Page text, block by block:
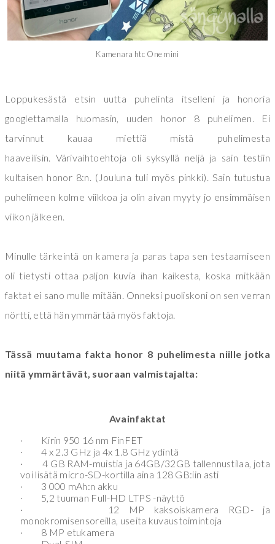
Kamenara htc One mini
Loppukesästä etsin uutta puhelinta itselleni ja honoria
googlettamalla huomasin, uuden honor 8 puhelimen. Ei
tarvinnut kauaa miettiä mistä puhelimesta
haaveilisin. Värivaihtoehtoja oli syksyllä neljä ja sain testiin
kultaisen honor 8:n. (Jouluna tuli myös pinkki). Sain tutustua
puhelimeen kolme viikkoa ja olin aivan myyty jo ensimmäisen
viikon jälkeen.
Minulle tärkeintä on kamera ja paras tapa sen testaamiseen
oli tietysti ottaa paljon kuvia ihan kaikesta, koska mitkään
faktat ei sano mulle mitään. Onneksi puoliskoni on sen verran
nörtti, että hän ymmärtää myös faktoja.
Tässä muutama fakta honor 8 puhelimesta niille jotka
niitä ymmärtävät, suoraan valmistajalta:
Avainfaktat
·
Kirin 950 16 nm FinFET
·
4 x 2.3 GHz ja 4x 1.8 GHz ydintä
·
4 GB RAM-muistia ja 64GB/32GB tallennustilaa, jota
voi lisätä micro-SD-kortilla aina 128 GB:iin asti
·
3 000 mAh:n akku
·
5,2 tuuman Full-HD LTPS -näyttö
·
12 MP kaksoiskamera RGD- ja
monokromisensoreilla, useita kuvaustoimintoja
·
8 MP etukamera